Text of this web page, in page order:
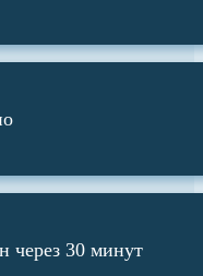
через 30 минут